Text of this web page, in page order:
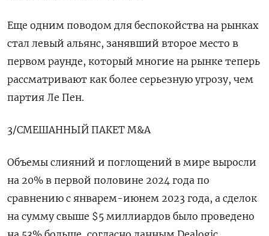
Еще одним поводом для беспокойства на рынках
стал левый альянс, занявший второе место в
первом раунде, который многие на рынке теперь
рассматривают как более серьезную угрозу, чем
партия Ле Пен.
3/СМЕШАННЫЙ ПАКЕТ M&A
Объемы слияний и поглощений в мире выросли
на 20% в первой половине 2024 года по
сравнению с январем-июнем 2023 года, а сделок
на сумму свыше $5 миллиардов было проведено